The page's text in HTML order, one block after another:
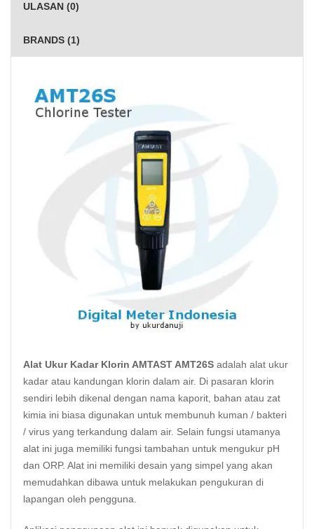
ULASAN (0)
BRANDS (1)
Alat Ukur Kadar Klorin AMTAST AMT26S adalah alat ukur
kadar atau kandungan klorin dalam air. Di pasaran klorin
sendiri lebih dikenal dengan nama kaporit, bahan atau zat
kimia ini biasa digunakan untuk membunuh kuman / bakteri
/ virus yang terkandung dalam air. Selain fungsi utamanya
alat ini juga memiliki fungsi tambahan untuk mengukur pH
dan ORP. Alat ini memiliki desain yang simpel yang akan
memudahkan dibawa untuk melakukan pengukuran di
lapangan oleh pengguna.